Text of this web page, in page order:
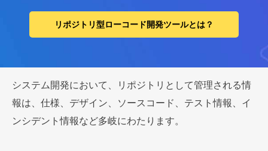
リポジトリ型ローコード開発ツールとは？
システム開発において、リポジトリとして管理される情
報は、仕様、デザイン、ソースコード、テスト情報、イ
ンシデント情報など多岐にわたります。